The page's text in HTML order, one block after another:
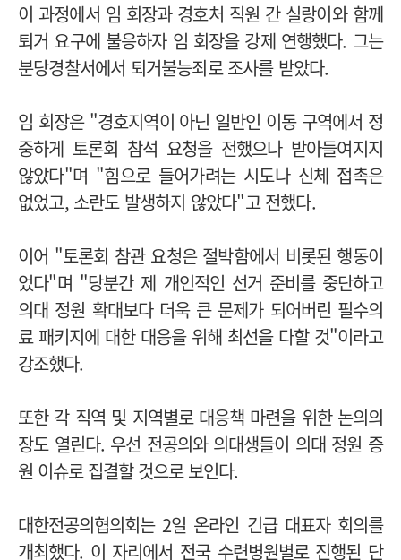
이 과정에서 임 회장과 경호처 직원 간 실랑이와 함께
퇴거 요구에 불응하자 임 회장을 강제 연행했다. 그는
분당경찰서에서 퇴거불능죄로 조사를 받았다.
임 회장은 "경호지역이 아닌 일반인 이동 구역에서 정
중하게 토론회 참석 요청을 전했으나 받아들여지지
않았다"며 "힘으로 들어가려는 시도나 신체 접촉은
없었고, 소란도 발생하지 않았다"고 전했다.
이어 "토론회 참관 요청은 절박함에서 비롯된 행동이
었다"며 "당분간 제 개인적인 선거 준비를 중단하고
의대 정원 확대보다 더욱 큰 문제가 되어버린 필수의
료 패키지에 대한 대응을 위해 최선을 다할 것"이라고
강조했다.
또한 각 직역 및 지역별로 대응책 마련을 위한 논의의
장도 열린다. 우선 전공의와 의대생들이 의대 정원 증
원 이슈로 집결할 것으로 보인다.
대한전공의협의회는 2일 온라인 긴급 대표자 회의를
개최했다. 이 자리에서 전국 수련병원별로 진행된 단